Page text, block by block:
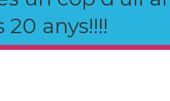
20 anys!!!!